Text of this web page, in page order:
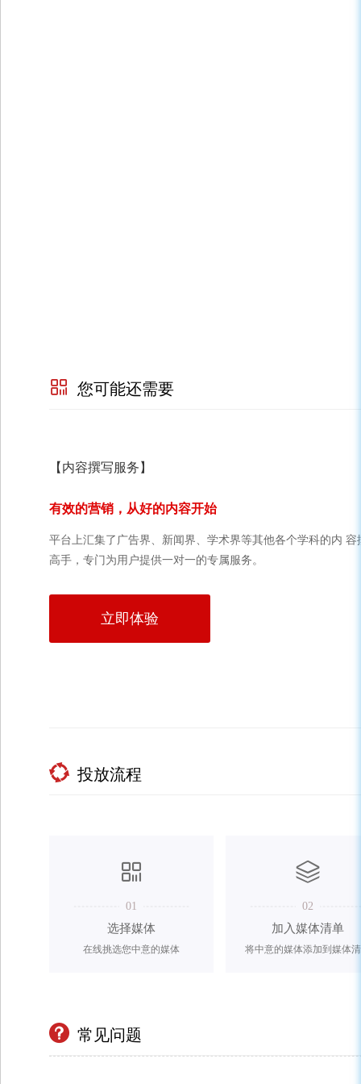
您可能还需要
【内容撰写服务】
有效的营销，从好的内容开始
平台上汇集了广告界、新闻界、学术界等其他各个学科的内 容
高手，专门为用户提供一对一的专属服务。
立即体验
投放流程
01
选择媒体
在线挑选您中意的媒体
02
加入媒体清单
将中意的媒体添加到媒体
常见问题